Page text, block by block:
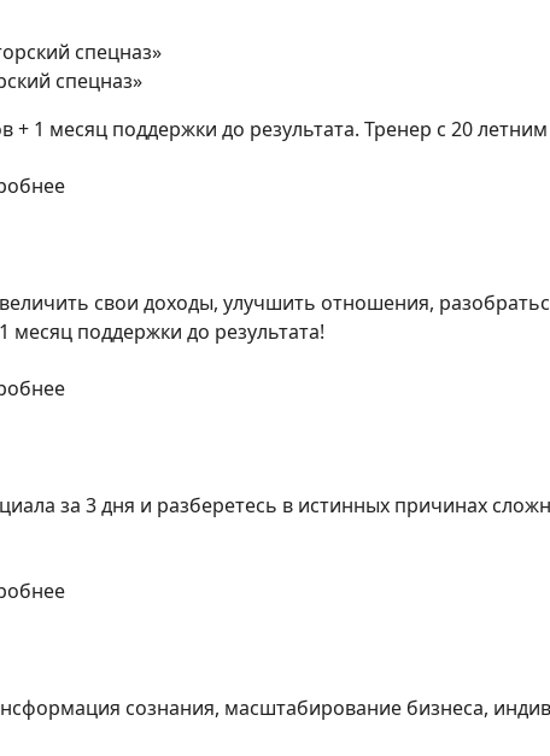
спецназ»
1 месяц поддержки до результата. Тренер с 20
свои доходы, улучшить отношения,
поддержки до результата!
за 3 дня и разберетесь в истинных причинах
сознания, масштабирование бизнеса,